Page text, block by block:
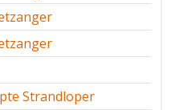
Strandloper